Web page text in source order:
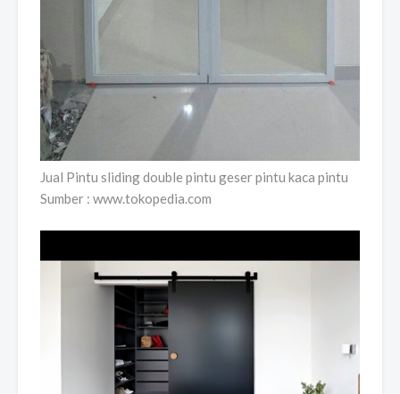
Jual Pintu sliding double pintu geser pintu kaca pintu
Sumber : www.tokopedia.com